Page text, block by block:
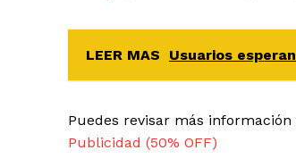
LEER MAS Usuarios
Puedes revisar más
Publicidad (50% OFF)